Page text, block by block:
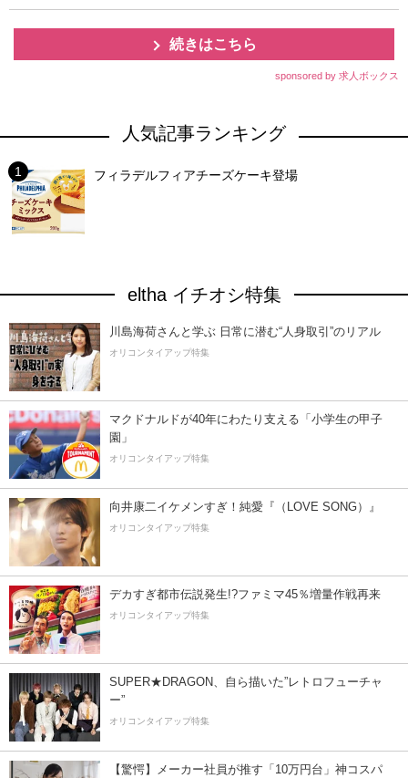
続きはこちら
sponsored by 求人ボックス
人気記事ランキング
フィラデルフィアチーズケーキ登場
eltha イチオシ特集
川島海荷さんと学ぶ 日常に潜む“人身取引”のリアル
オリコンタイアップ特集
マクドナルドが40年にわたり支える「小学生の甲子
園」
オリコンタイアップ特集
向井康二イケメンすぎ！純愛『（LOVE SONG）』
オリコンタイアップ特集
デカすぎ都市伝説発生!?ファミマ45％増量作戦再来
オリコンタイアップ特集
SUPER★DRAGON、自ら描いた”レトロフューチャ
ー”
オリコンタイアップ特集
【驚愕】メーカー社員が推す「10万円台」神コスパ